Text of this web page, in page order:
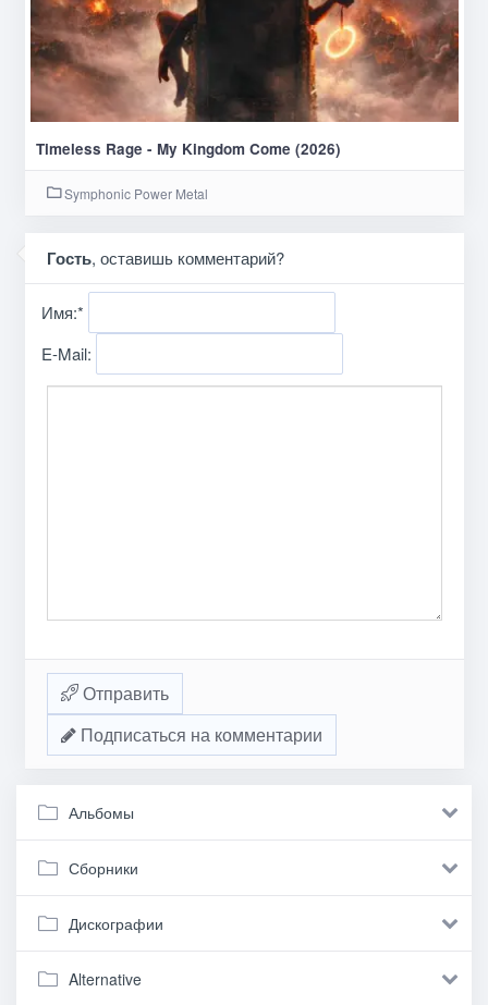
Timeless Rage - My Kingdom Come (2026)
Symphonic Power Metal
Гость, оставишь комментарий?
Имя:*
E-Mail:
Отправить
Подписаться на комментарии
Альбомы
Сборники
Дискографии
Alternative